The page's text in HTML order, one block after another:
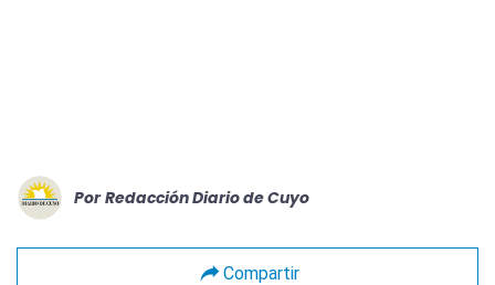
Por Redacción Diario de Cuyo
Compartir